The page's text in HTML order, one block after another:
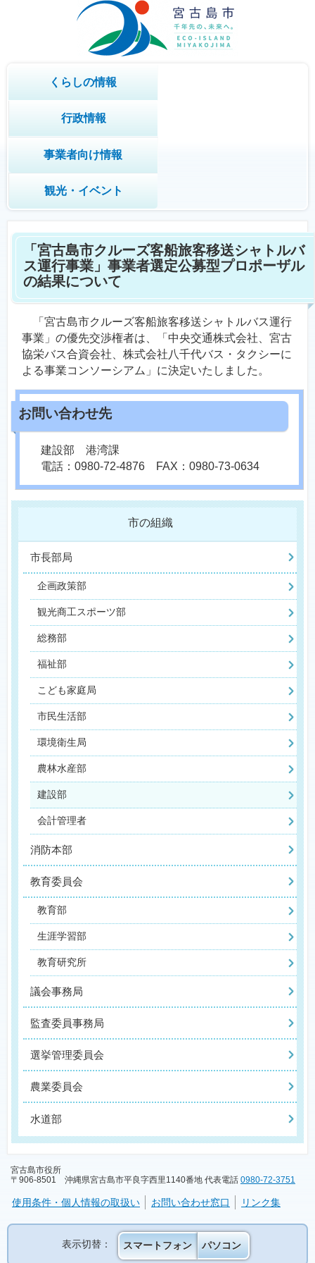
くらしの情報
行政情報
事業者向け情報
観光・イベント
「宮古島市クルーズ客船旅客移送シャトルバ
ス運行事業」事業者選定公募型プロポーザル
の結果について
「宮古島市クルーズ客船旅客移送シャトルバス運行
事業」の優先交渉権者は、「中央交通株式会社、宮古
協栄バス合資会社、株式会社八千代バス・タクシーに
よる事業コンソーシアム」に決定いたしました。
建設部 港湾課
電話：0980-72-4876 FAX：0980-73-0634
市の組織
市長部局
企画政策部
観光商工スポーツ部
総務部
福祉部
こども家庭局
市民生活部
環境衛生局
農林水産部
建設部
会計管理者
消防本部
教育委員会
教育部
生涯学習部
教育研究所
議会事務局
監査委員事務局
選挙管理委員会
農業委員会
水道部
宮古島市役所
〒906-8501 沖縄県宮古島市平良字西里1140番地 代表電話 0980-72-3751
使用条件・個人情報の取扱い お問い合わせ窓口 リンク集
表示切替： スマートフォン パソコン